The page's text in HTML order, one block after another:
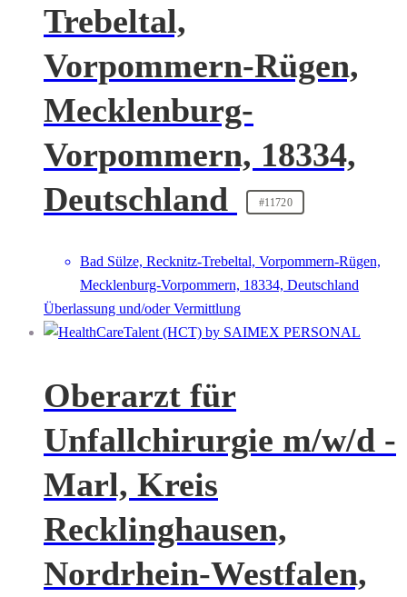
Trebeltal,
Vorpommern-Rügen,
Mecklenburg-
Vorpommern, 18334,
Deutschland
#11720
Bad Sülze, Recknitz-Trebeltal, Vorpommern-Rügen,
Mecklenburg-Vorpommern, 18334, Deutschland
Überlassung und/oder Vermittlung
Oberarzt für
Unfallchirurgie m/w/d -
Marl, Kreis
Recklinghausen,
Nordrhein-Westfalen,